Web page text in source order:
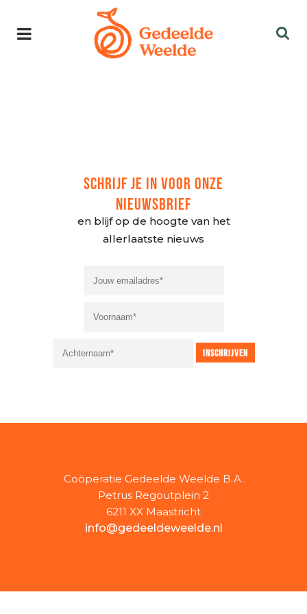
SCHRIJF JE IN VOOR ONZE
NIEUWSBRIEF
en blijf op de hoogte van het
allerlaatste nieuws
Coöperatie Gedeelde Weelde B.A.
Petrus Regoutplein 2
6211 XX Maastricht
info@gedeeldeweelde.nl